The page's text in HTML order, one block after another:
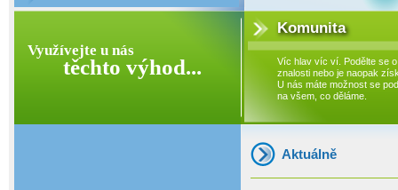
Využívejte u nás
těchto výhod...
Komunita
Víc hlav víc ví. Podělte se o
znalosti nebo je naopak
U nás máte možnost se
na všem, co děláme.
Aktuálně